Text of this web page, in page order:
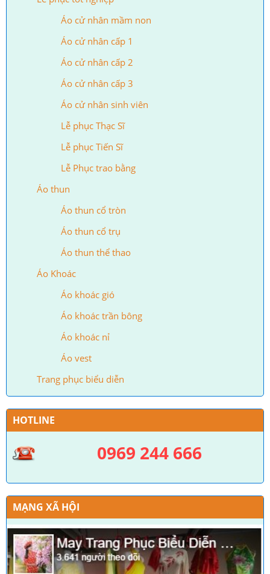
Áo cử nhân mầm non
Áo cử nhân cấp 1
Áo cử nhân cấp 2
Áo cử nhân cấp 3
Áo cử nhân sinh viên
Lễ phục Thạc Sĩ
Lễ phục Tiến Sĩ
Lễ Phục trao bằng
Áo thun
Áo thun cổ tròn
Áo thun cổ trụ
Áo thun thể thao
Áo Khoác
Áo khoác gió
Áo khoác trần bông
Áo khoác nỉ
Áo vest
Trang phục biểu diễn
HOTLINE
0969 244 666
MẠNG XÃ HỘI